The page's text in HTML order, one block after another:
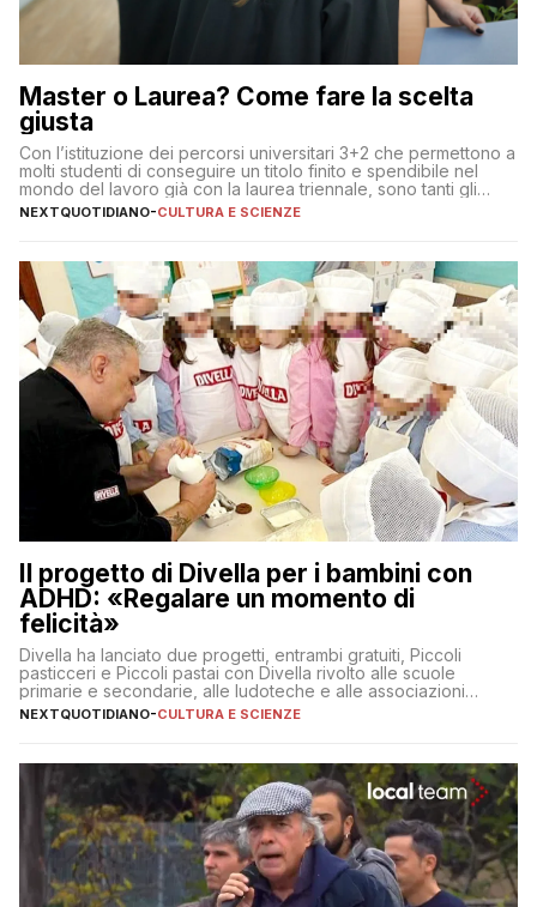
Master o Laurea? Come fare la scelta
giusta
Con l’istituzione dei percorsi universitari 3+2 che permettono a
molti studenti di conseguire un titolo finito e spendibile nel
mondo del lavoro già con la laurea triennale, sono tanti gli
interrogativi che si pongono gli studenti una volta raggiunto
NEXTQUOTIDIANO-CULTURA E SCIENZE
Il progetto di Divella per i bambini con
ADHD: «Regalare un momento di
felicità»
Divella ha lanciato due progetti, entrambi gratuiti, Piccoli
pasticceri e Piccoli pastai con Divella rivolto alle scuole
primarie e secondarie, alle ludoteche e alle associazioni
pugliesi che si occupano di bambini con ADHD
NEXTQUOTIDIANO-CULTURA E SCIENZE